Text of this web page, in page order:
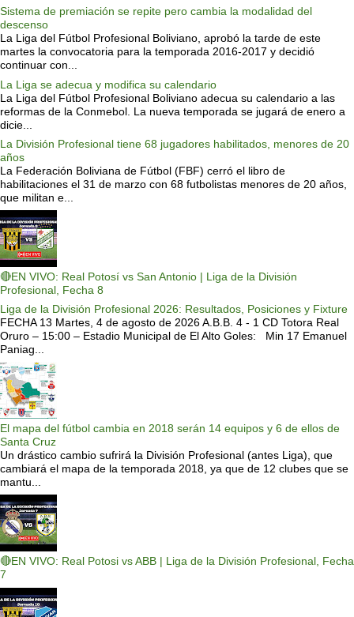
Sistema de premiación se repite pero cambia la modalidad del
descenso
La Liga del Fútbol Profesional Boliviano, aprobó la tarde de este
martes la convocatoria para la temporada 2016-2017 y decidió
continuar con...
La Liga se adecua y modifica su calendario
La Liga del Fútbol Profesional Boliviano adecua su calendario a las
reformas de la Conmebol. La nueva temporada se jugará de enero a
dicie...
La División Profesional tiene 68 jugadores habilitados, menores de 20
años
La Federación Boliviana de Fútbol (FBF) cerró el libro de
habilitaciones el 31 de marzo con 68 futbolistas menores de 20 años,
que militan e...
🔴EN VIVO: Real Potosí vs San Antonio | Liga de la División
Profesional, Fecha 8
Liga de la División Profesional 2026: Resultados, Posiciones y Fixture
FECHA 13 Martes, 4 de agosto de 2026 A.B.B. 4 - 1 CD Totora Real
Oruro – 15:00 – Estadio Municipal de El Alto Goles: Min 17 Emanuel
Paniag...
El mapa del fútbol cambia en 2018 serán 14 equipos y 6 de ellos de
Santa Cruz
Un drástico cambio sufrirá la División Profesional (antes Liga), que
cambiará el mapa de la temporada 2018, ya que de 12 clubes que se
mantu...
🔴EN VIVO: Real Potosi vs ABB | Liga de la División Profesional, Fecha
7